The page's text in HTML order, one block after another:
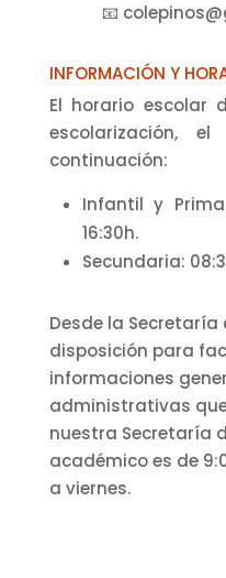
📧
INFORMACIÓN Y
El horario escolar
escolarización,
continuación:
Infantil y
16:30h.
Secundaria:
Desde la
disposición para
informaciones
administrativas
nuestra Secretaría
académico es de
a viernes.